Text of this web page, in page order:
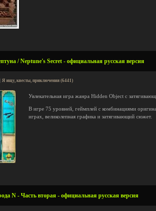
/ Neptune's Secret - официальная русская версия
Я ищу, квесты, приключения (6441)
Увлекательная игра жанра Hidden Object с
В игре 75 уровней, геймплей с комбинациями
играх, великолепная графика и затягивающий сюжет.
N - Часть вторая - официальная русская версия